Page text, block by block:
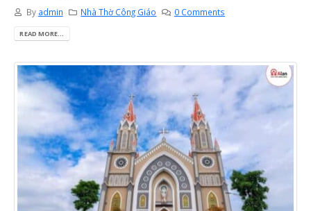
By admin Nhà Thờ Công Giáo 0 Comments
READ MORE...